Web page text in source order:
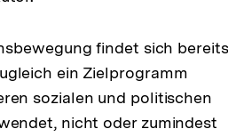
findet sich
ein Zielprogramm
sozialen und politischen
nicht oder zumindest